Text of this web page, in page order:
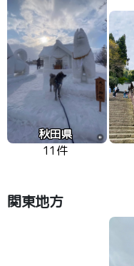
秋田県
11件
関東地方